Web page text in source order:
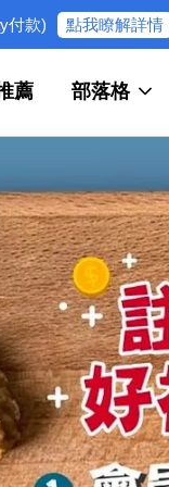
付款) 點我瞭解詳情
薦 部落格